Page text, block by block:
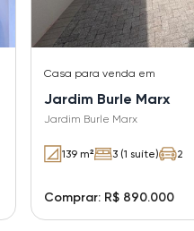
Casa para venda em
Jardim Burle Marx
Jardim Burle Marx
139 m² 3 (1 suíte) 2
Comprar: R$ 890.000